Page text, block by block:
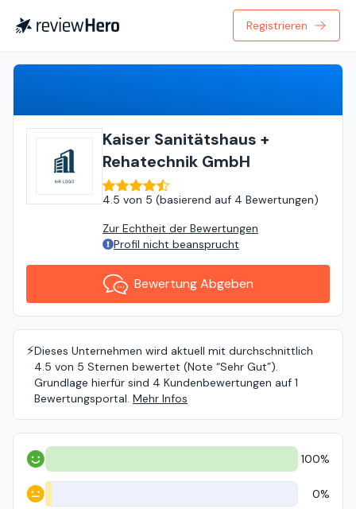
Registrieren
Kaiser Sanitätshaus +
Rehatechnik GmbH
4.5 von 5 (basierend auf 4 Bewertungen)
Zur Echtheit der Bewertungen
Profil nicht beansprucht
Bewertung Abgeben
⚡️Dieses Unternehmen wird aktuell mit durchschnittlich
4.5 von 5 Sternen bewertet (Note “Sehr Gut”).
Grundlage hierfür sind 4 Kundenbewertungen auf 1
Bewertungsportal. Mehr Infos
Positiv 100%
Neutral 0%